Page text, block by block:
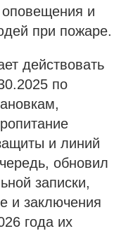
и
при пожаре.
действовать
по
и линий
обновил
записки,
и заключения
года их